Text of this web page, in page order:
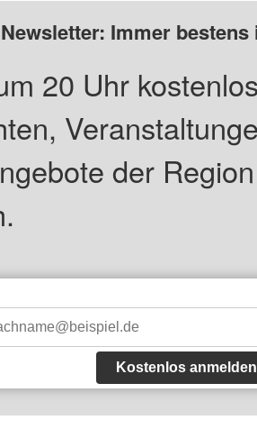
Immer
20 Uhr
der
Kostenlos anmelden